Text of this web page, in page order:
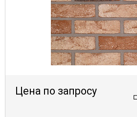
Цена по запросу